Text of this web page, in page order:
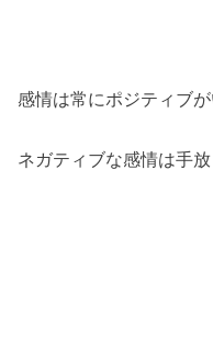
感情は常にポジティブが
ネガティブな感情は手放